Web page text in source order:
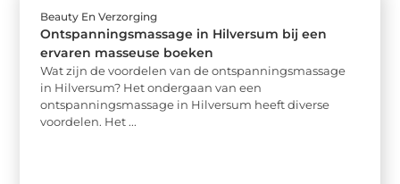
Beauty En Verzorging
Ontspanningsmassage in Hilversum bij een
ervaren masseuse boeken
Wat zijn de voordelen van de ontspanningsmassage
in Hilversum? Het ondergaan van een
ontspanningsmassage in Hilversum heeft diverse
voordelen. Het ...